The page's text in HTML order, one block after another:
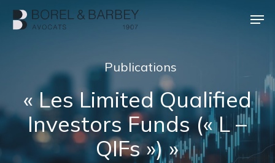
Publications
« Les Limited Qualified
Investors Funds (« L –
QIFs ») »